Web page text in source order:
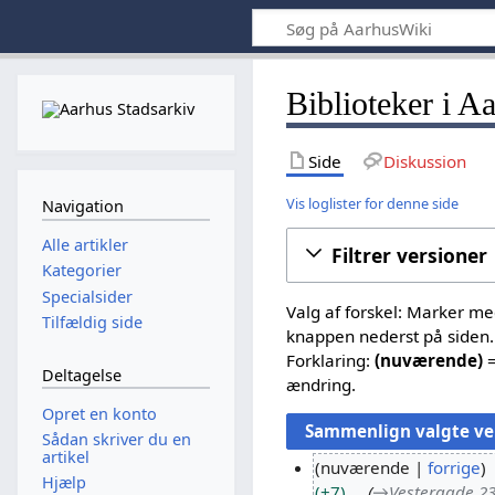
Biblioteker i
Side Diskussion
Vis loglister for denne side
Filtrer versioner
Valg af forskel: Marker
knappen nederst på siden.
Forklaring:(nuværende)
ændring.
nuværende forrige
Navigation
Alle artikler
Kategorier
Specialsider
Tilfældig side
Deltagelse
Opret en konto
Sådan skriver du en
artikel
Hjælp